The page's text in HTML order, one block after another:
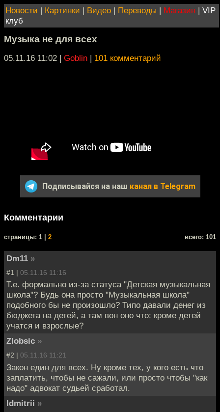
Новости | Картинки | Видео | Переводы | Магазин | VIP
клуб
Музыка не для всех
05.11.16 11:02 | Goblin | 101 комментарий
Подписывайся на наш канал в Telegram
Комментарии
cтраницы: 1 | 2 всего: 101
Dm11 »
#1 | 05.11.16 11:16
Т.е. формально из-за статуса "Детская музыкальная
школа"? Будь она просто "Музыкальная школа"
подобного бы не произошло? Типо давали денег из
бюджета на детей, а там вон оно что: кроме детей
учатся и взрослые?
Zlobsic »
#2 | 05.11.16 11:21
Закон един для всех. Ну кроме тех, у кого есть что
заплатить, чтобы не сажали, или просто чтобы "как
надо" адвокат судьей сработал.
ldmitrii »